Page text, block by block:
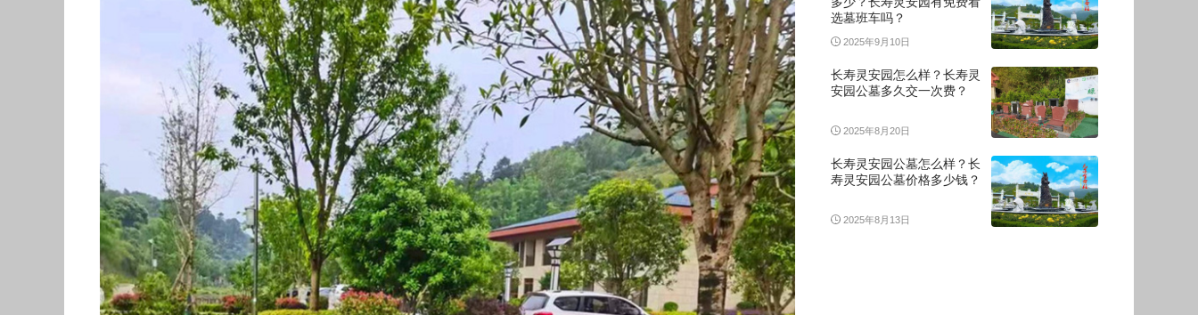
选墓班车吗？
2025年9月10日
长寿灵安园怎么样？长寿灵
安园公墓多久交一次费？
2025年8月20日
长寿灵安园公墓怎么样？长
寿灵安园公墓价格多少钱？
2025年8月13日